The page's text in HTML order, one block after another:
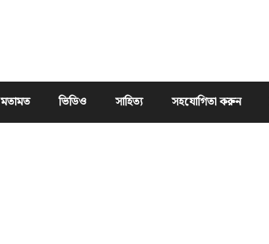
মতামত ভিডিও সাহিত্য সহযোগিতা করুন